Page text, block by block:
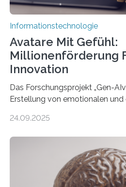
Informationstechnologie
Avatare Mit Gefühl:
Millionenförderung
Innovation
Das Forschungsprojekt „Gen-
Erstellung von emotionalen und
Förderung in Höhe von rund 2
der Universität Bonn und der
der MindPort GmbH eine
Lösung zur Erzeugung von
Avatare. Gen-AIvatar entwickelt
24.09.2025